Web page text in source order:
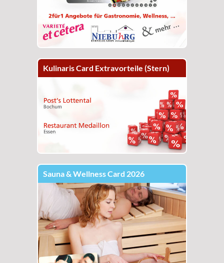
Kulinaris Card Extravorteile (Stern)
Sauna & Wellness Card 2026